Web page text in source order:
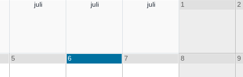
juli juli juli 1 2
5 6 7 8 9